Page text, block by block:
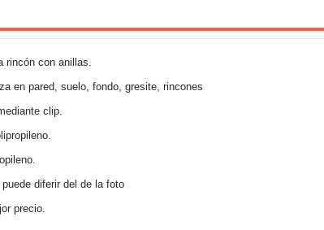
rincón con anillas.
en pared, suelo, fondo, gresite, rincones
clip.
diferir del de la foto
precio.